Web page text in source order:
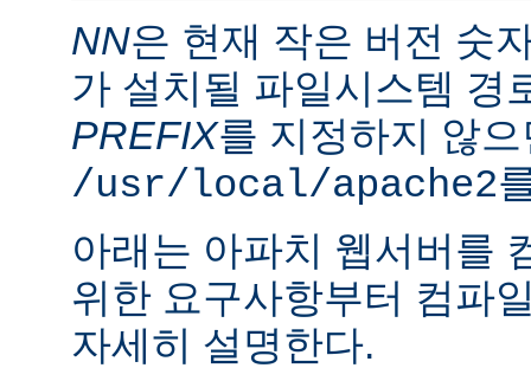
NN은 현재 작은 버전 숫
가 설치될 파일시스템 경
PREFIX를 지정하지 않
/usr/local/apache2
아래는 아파치 웹서버를
위한 요구사항부터 컴파
자세히 설명한다.